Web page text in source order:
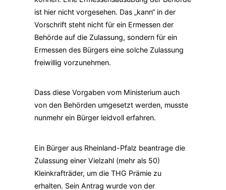
ist hier nicht vorgesehen. Das „kann“ in der
Vorschrift steht nicht für ein Ermessen der
Behörde auf die Zulassung, sondern für ein
Ermessen des Bürgers eine solche Zulassung
freiwillig vorzunehmen.
Dass diese Vorgaben vom Ministerium auch
von den Behörden umgesetzt werden, musste
nunmehr ein Bürger leidvoll erfahren.
Ein Bürger aus Rheinland-Pfalz beantrage die
Zulassung einer Vielzahl (mehr als 50)
Kleinkrafträder, um die THG Prämie zu
erhalten. Sein Antrag wurde von der